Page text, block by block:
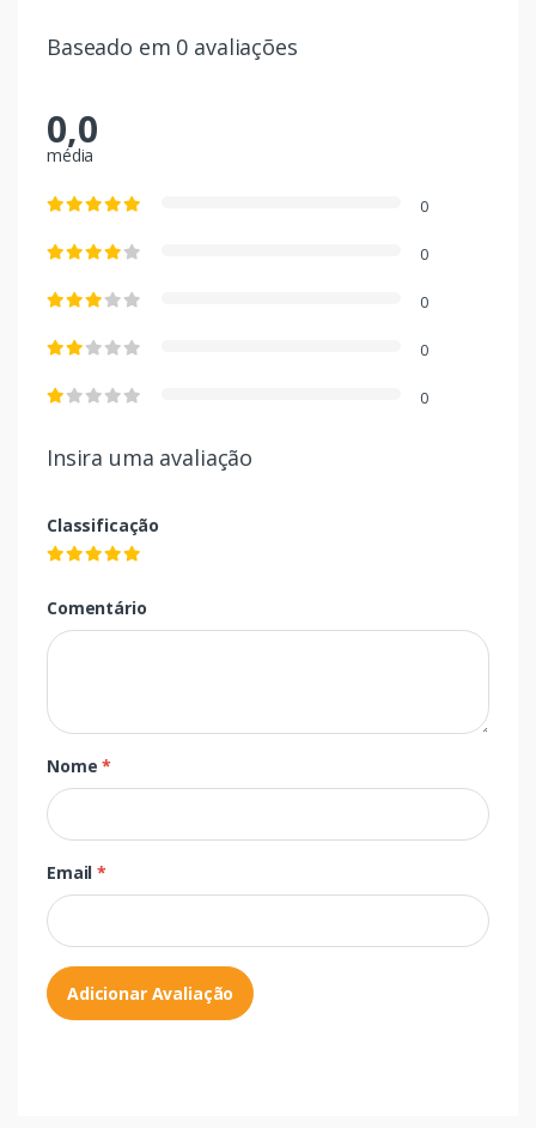
Baseado em 0 avaliações
0,0
média
0
0
0
0
0
Insira uma avaliação
Classificação
Comentário
Nome*
Email*
Adicionar Avaliação